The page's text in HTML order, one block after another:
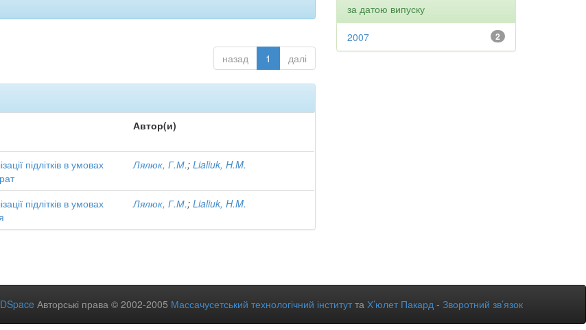
назад 1 далі
Автор(и)
підлітків в умовах
Лялюк, Г.М.;Lialiuk, H.M.
підлітків в умовах
Лялюк, Г.М.;Lialiuk, H.M.
за датою випуску
2
2007
Авторські права © 2002-2005 Массачусетський технологічний інститутта Х’юлет Пакард - Зворотний зв’язок